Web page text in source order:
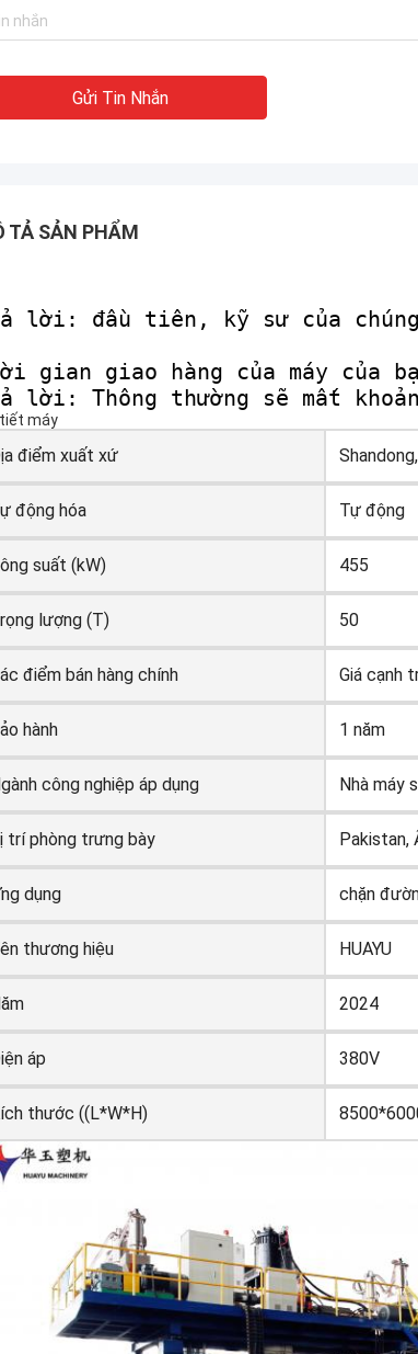
Gửi Tin Nhắn
TẢ SẢN PHẨM
lời: đầu tiên, kỹ sư của chúng
gian giao hàng của máy của
lời: Thông thường sẽ mất
máy
điểm xuất xứ
động hóa Tự động
suất (kW) 455
lượng (T) 50
điểm bán hàng chính Giá cạnh
hành 1 năm
công nghiệp áp dụng Nhà máy
trí phòng trưng bày Pakistan,
dụng chặn
thương hiệu HUAYU
2024
áp 380V
thước ((L*W*H)